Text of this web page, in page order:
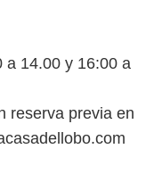
a 14.00 y 16:00 a
reserva previa en